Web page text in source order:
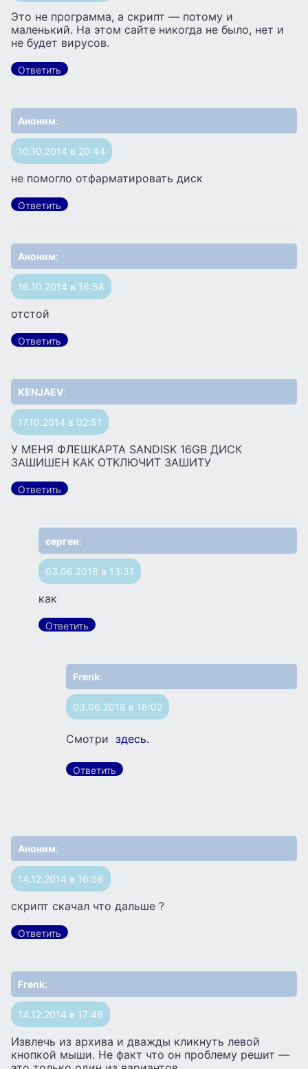
Это не программа, а скрипт — потому и
маленький. На этом сайте никогда не было, нет и
не будет вирусов.
Ответить
Аноним:
10.10.2014 в 20:44
не помогло отфарматировать диск
Ответить
Аноним:
16.10.2014 в 16:58
отстой
Ответить
KENJAEV:
17.10.2014 в 02:51
У МЕНЯ ФЛЕШКАРТА SANDISK 16GB ДИСК
ЗАШИШЕН КАК ОТКЛЮЧИТ ЗАШИТУ
Ответить
сергеи:
03.06.2018 в 13:31
как
Ответить
Frenk:
03.06.2018 в 16:02
Смотри здесь.
Ответить
Аноним:
14.12.2014 в 16:56
скрипт скачал что дальше ?
Ответить
Frenk:
14.12.2014 в 17:46
Извлечь из архива и дважды кликнуть левой
кнопкой мыши. Не факт что он проблему решит —